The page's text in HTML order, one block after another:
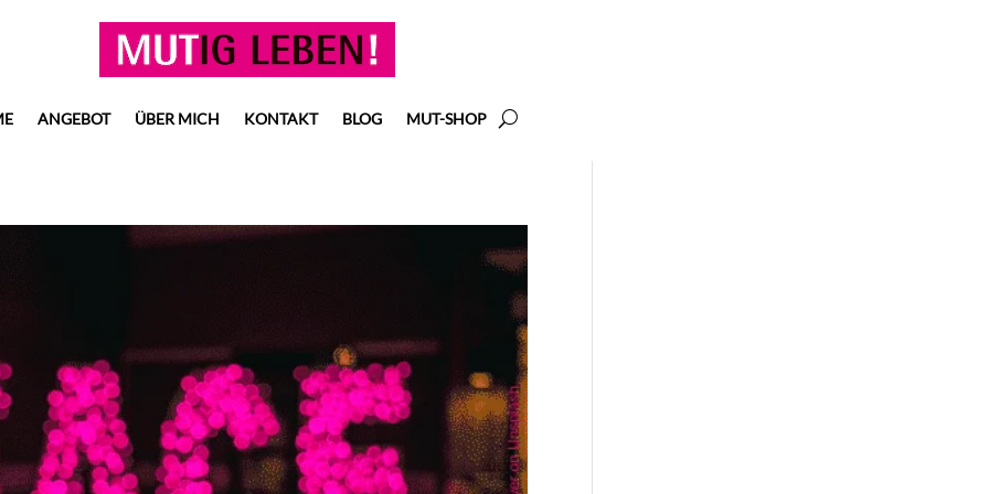
ANGEBOT ÜBER MICH KONTAKT BLOG MUT-SHOP